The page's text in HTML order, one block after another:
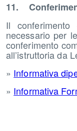
11.
Il
necessario per
conferimento
all’istruttoria da
» Informativa
» Informativa